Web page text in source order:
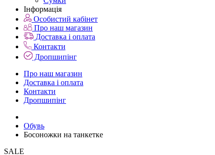
Інформація
Особистий кабінет
Про наш магазин
Доставка і оплата
Контакти
Дропшипінг
Про наш магазин
Доставка і оплата
Контакти
Дропшипінг
Обувь
Босоножки на танкетке
SALE